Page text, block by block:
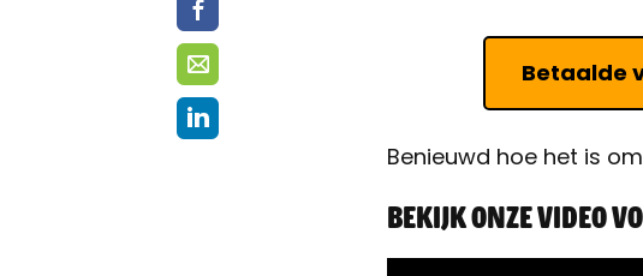
Betaalde
Benieuwd hoe het is
Bekijk onze video